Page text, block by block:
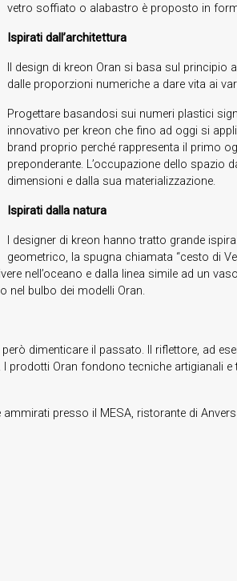
vetro soffiato o alabastro è proposto in
Ispirati dall’architettura
Il design di kreon Oran si basa sul
dalle proporzioni numeriche a dare vita ai
Progettare basandosi sui numeri plastici
innovativo per kreon che fino ad oggi si
brand proprio perché rappresenta il primo
preponderante. L’occupazione dello spazio
dimensioni e dalla sua materializzazione.
Ispirati dalla natura
I designer di kreon hanno tratto grande
geometrico, la spugna chiamata “cesto di
nell’oceano e dalla linea simile ad un
nel bulbo dei modelli Oran.
dimenticare il passato. Il riflettore, ad
prodotti Oran fondono tecniche artigianali
presso il MESA, ristorante di